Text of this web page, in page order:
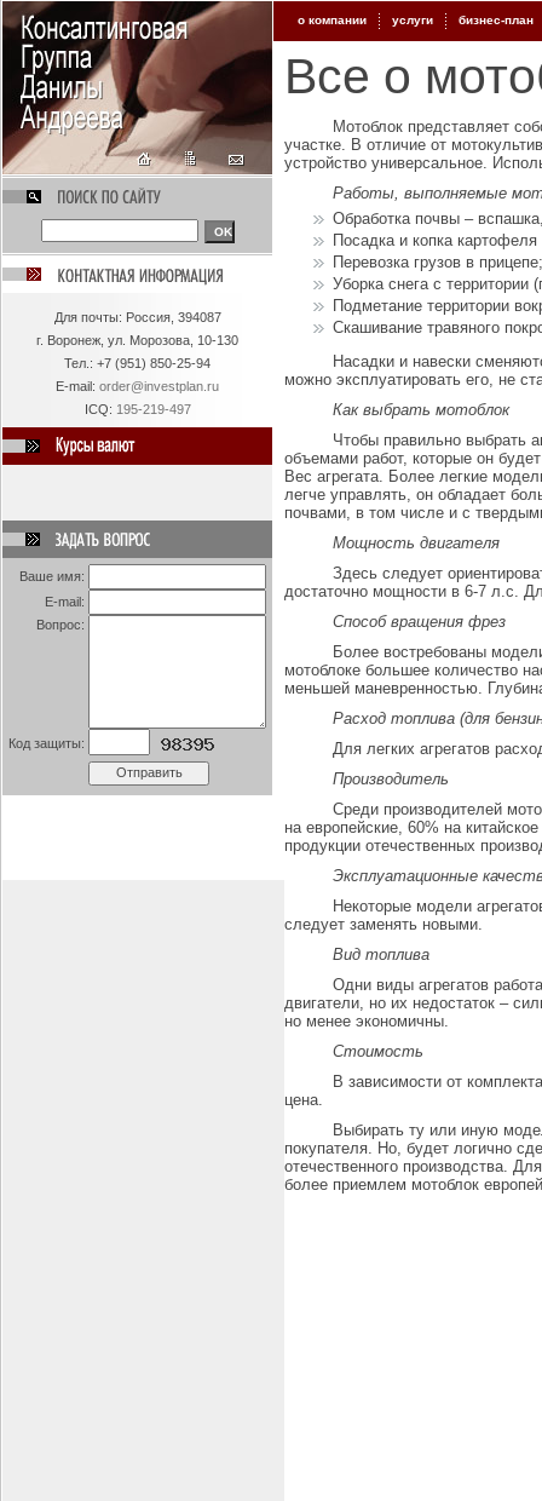
Для почты: Россия, 394087
г. Воронеж, ул. Морозова, 10-130
Тел.: +7 (951) 850-25-94
E-mail: order@investplan.ru
ICQ: 195-219-497
Ваше имя:
E-mail:
Вопрос:
Код защиты:
о компании услуги бизнес-план
Все о
Мотоблок представляет
участке. В отличие от
устройство универсальное.
Работы, выполняемые
Обработка почвы –
Посадка и копка
Перевозка грузов в прицепе;
Уборка снега с
Подметание территории
Скашивание травяного
Насадки и навески
можно эксплуатировать его, не
Как выбрать мотоблок
Чтобы правильно выбрать
объемами работ, которые он
Вес агрегата. Более легкие
легче управлять, он обладает
почвами, в том числе и с
Мощность двигателя
Здесь следует
достаточно мощности в 6-7 л.с.
Способ вращения фрез
Более востребованы
мотоблоке большее количество
меньшей маневренностью.
Расход топлива (для
Для легких агрегатов
Производитель
Среди производителей
на европейские, 60% на
продукции отечественных
Эксплуатационные
Некоторые модели
следует заменять новыми.
Вид топлива
Одни виды агрегатов
двигатели, но их недостаток –
но менее экономичны.
Стоимость
В зависимости от
цена.
Выбирать ту или иную
покупателя. Но, будет логично
отечественного производства.
более приемлем мотоблок